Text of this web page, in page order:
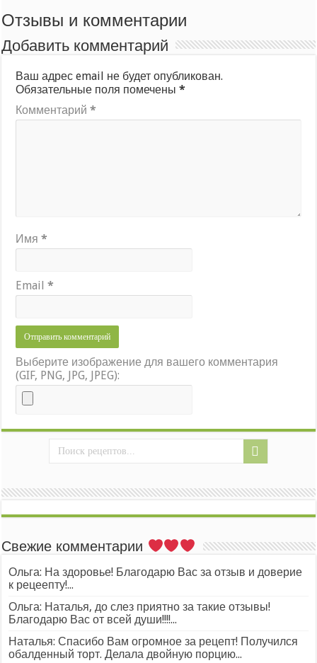
Отзывы и комментарии
Добавить комментарий
Ваш адрес email не будет опубликован.
Обязательные поля помечены*
Комментарий*
Имя*
Email*
Выберите изображение для вашего комментария
(GIF, PNG, JPG, JPEG):
Свежие комментарии
Ольга: На здоровье! Благодарю Вас за отзыв и доверие
к рецеепту!...
Ольга: Наталья, до слез приятно за такие отзывы!
Благодарю Вас от всей души!!!!...
Наталья: Спасибо Вам огромное за рецепт! Получился
обалденный торт. Делала двойную порцию...